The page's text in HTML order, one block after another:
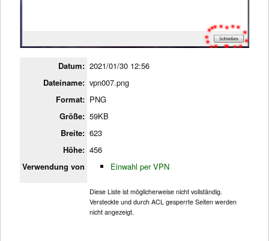
Datum: 2021/01/30 12:56
Dateiname: vpn007.png
Format: PNG
Größe: 59KB
Breite: 623
Höhe: 456
Verwendung von
Einwahl per VPN
Diese Liste ist möglicherweise nicht vollständig.
Versteckte und durch ACL gesperrte Seiten werden
nicht angezeigt.